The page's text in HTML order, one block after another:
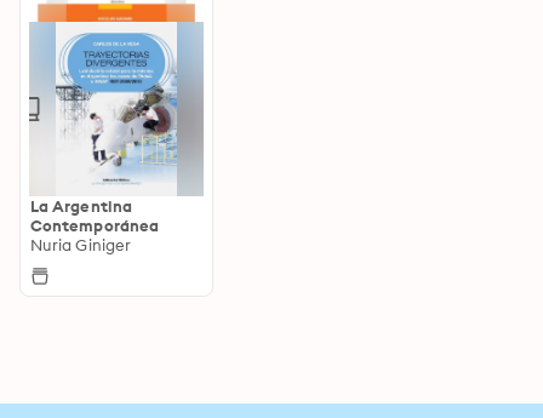
La Argentina
Contemporánea
Nuria Giniger